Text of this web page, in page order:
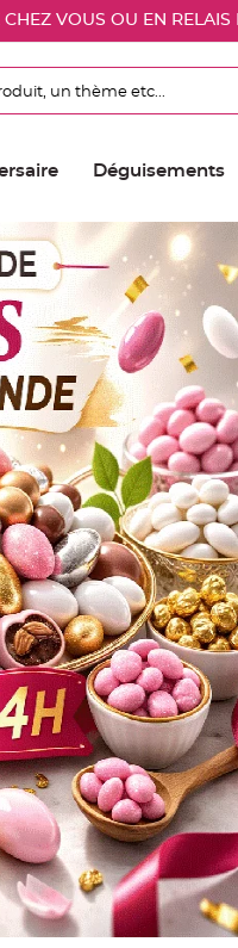
VOUS OU EN
Déguisements